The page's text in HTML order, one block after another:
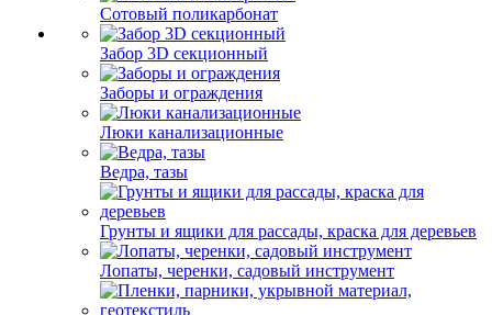
Сотовый поликарбонат
Забор 3D секционный
Заборы и ограждения
Люки канализационные
Ведра, тазы
Грунты и ящики для рассады, краска для деревьев
Лопаты, черенки, садовый инструмент